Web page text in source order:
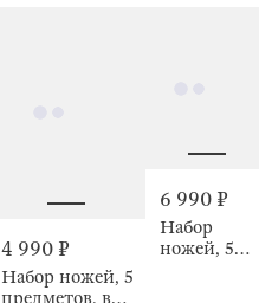
4 990 ₽
Набор ножей, 5
предметов, в
6 990 ₽
Набор
ножей, 5